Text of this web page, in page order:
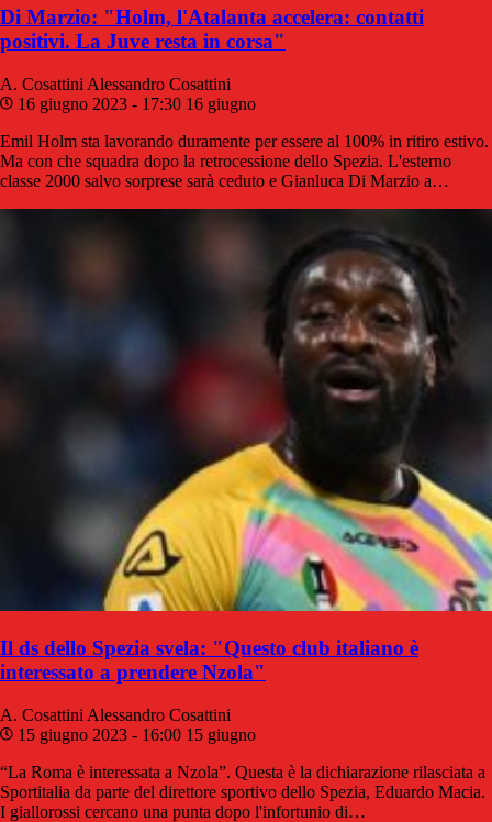
Di Marzio: "Holm, l'Atalanta accelera: contatti
positivi. La Juve resta in corsa"
A. Cosattini Alessandro Cosattini
16 giugno 2023 - 17:30 16 giugno
Emil Holm sta lavorando duramente per essere al 100% in ritiro estivo.
Ma con che squadra dopo la retrocessione dello Spezia. L'esterno
classe 2000 salvo sorprese sarà ceduto e Gianluca Di Marzio a…
Il ds dello Spezia svela: "Questo club italiano è
interessato a prendere Nzola"
A. Cosattini Alessandro Cosattini
15 giugno 2023 - 16:00 15 giugno
“La Roma è interessata a Nzola”. Questa è la dichiarazione rilasciata a
Sportitalia da parte del direttore sportivo dello Spezia, Eduardo Macia.
I giallorossi cercano una punta dopo l'infortunio di…